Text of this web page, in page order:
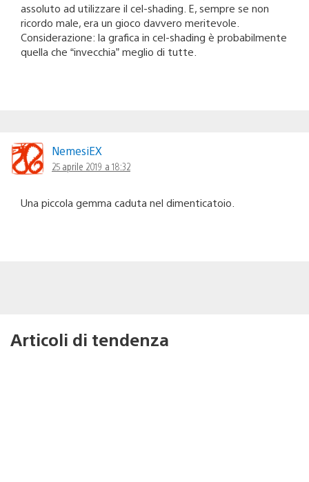
assoluto ad utilizzare il cel-shading. E, sempre se non
ricordo male, era un gioco davvero meritevole.
Considerazione: la grafica in cel-shading è probabilmente
quella che “invecchia” meglio di tutte.
NemesiEX
25 aprile 2019 a 18:32
Una piccola gemma caduta nel dimenticatoio.
Articoli di tendenza